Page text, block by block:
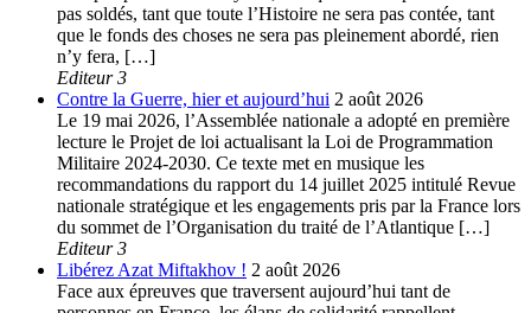
pas soldés, tant que toute l’Histoire ne sera pas contée, tant
que le fonds des choses ne sera pas pleinement abordé, rien
n’y fera, […]
Editeur 3
Contre la Guerre, hier et aujourd’hui 2 août 2026
Le 19 mai 2026, l’Assemblée nationale a adopté en première
lecture le Projet de loi actualisant la Loi de Programmation
Militaire 2024-2030. Ce texte met en musique les
recommandations du rapport du 14 juillet 2025 intitulé Revue
nationale stratégique et les engagements pris par la France lors
du sommet de l’Organisation du traité de l’Atlantique […]
Editeur 3
Libérez Azat Miftakhov ! 2 août 2026
Face aux épreuves que traversent aujourd’hui tant de